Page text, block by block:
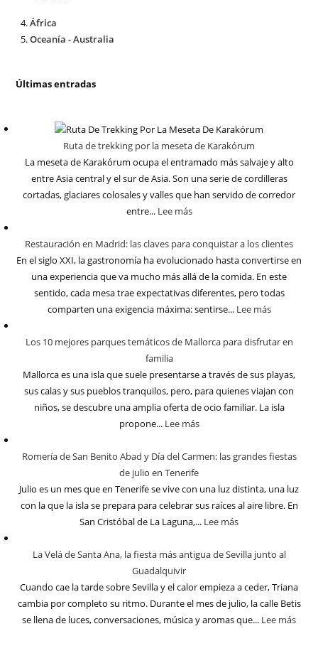
África
Oceanía - Australia
Últimas entradas
Ruta de trekking por la meseta de Karakórum
La meseta de Karakórum ocupa el entramado más salvaje y alto
entre Asia central y el sur de Asia. Son una serie de cordilleras
cortadas, glaciares colosales y valles que han servido de corredor
entre... Lee más
Restauración en Madrid: las claves para conquistar a los clientes
En el siglo XXI, la gastronomía ha evolucionado hasta convertirse en
una experiencia que va mucho más allá de la comida. En este
sentido, cada mesa trae expectativas diferentes, pero todas
comparten una exigencia máxima: sentirse... Lee más
Los 10 mejores parques temáticos de Mallorca para disfrutar en
familia
Mallorca es una isla que suele presentarse a través de sus playas,
sus calas y sus pueblos tranquilos, pero, para quienes viajan con
niños, se descubre una amplia oferta de ocio familiar. La isla
propone... Lee más
Romería de San Benito Abad y Día del Carmen: las grandes fiestas
de julio en Tenerife
Julio es un mes que en Tenerife se vive con una luz distinta, una luz
con la que la isla se prepara para celebrar sus raíces al aire libre. En
San Cristóbal de La Laguna,... Lee más
La Velá de Santa Ana, la fiesta más antigua de Sevilla junto al
Guadalquivir
Cuando cae la tarde sobre Sevilla y el calor empieza a ceder, Triana
cambia por completo su ritmo. Durante el mes de julio, la calle Betis
se llena de luces, conversaciones, música y aromas que... Lee más